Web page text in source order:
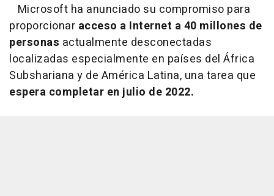
Microsoft ha anunciado su compromiso para
proporcionar acceso a Internet a 40 millones de
personas actualmente desconectadas
localizadas especialmente en países del África
Subshariana y de América Latina, una tarea que
espera completar en julio de 2022.